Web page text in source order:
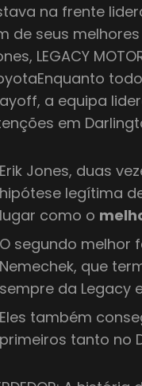
na frente
de seus melhores
LEGACY
a equipa
em
Erik Jones, duas
hipótese legítima
lugar como o
O segundo melhor
Nemechek, que
sempre da Legacy
Eles também
primeiros tanto no